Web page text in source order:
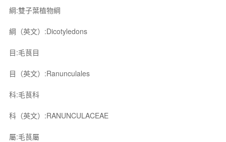
綱:雙子葉植物綱
綱（英文）:Dicotyledons
目:毛茛目
目（英文）:Ranunculales
科:毛茛科
科（英文）:RANUNCULACEAE
屬:毛茛屬